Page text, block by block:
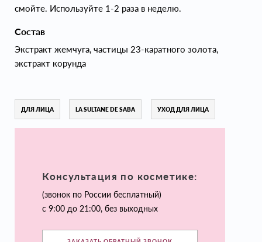
смойте. Используйте 1-2 раза в неделю.
Состав
Экстракт жемчуга, частицы 23-каратного золота,
экстракт корунда
ДЛЯ ЛИЦА LA SULTANE DE SABA УХОД ДЛЯ ЛИЦА
Консультация по косметике:
(звонок по России бесплатный)
с 9:00 до 21:00, без выходных